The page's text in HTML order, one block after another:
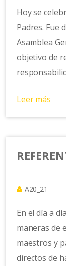
Hoy se
Padres. Fue
Asamblea
objetivo de
Leer más
A20_21
En el día a
maneras de
maestros y
directos de